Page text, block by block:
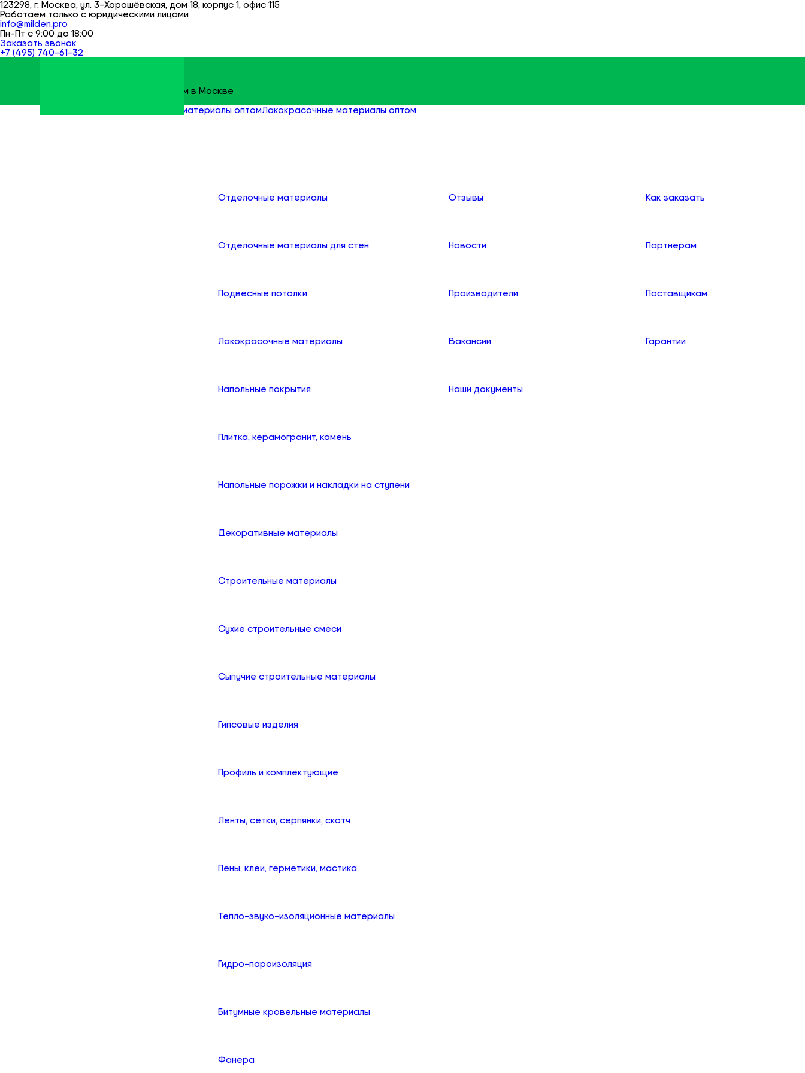
123298, г. Москва, ул. 3-Хорошёвская, дом 18, корпус 1, офис 115
Работаем только с юридическими лицами
info@milden.pro
Пн-Пт с 9:00 до 18:00
Заказать звонок
+7 (495) 740-61-32
Строительные материалы оптом в Москве
Отделочные материалы
Отделочные материалы для стен
Подвесные потолки
Лакокрасочные материалы
Напольные покрытия
Плитка, керамогранит, камень
Напольные порожки и накладки на ступени
Декоративные материалы
Строительные материалы
Сухие строительные смеси
Сыпучие строительные материалы
Гипсовые изделия
Профиль и комплектующие
Ленты, сетки, серпянки, скотч
Пены, клеи, герметики, мастика
Тепло-звуко-изоляционные материалы
Гидро-пароизоляция
Битумные кровельные материалы
Фанера
Отзывы
Новости
Производители
Вакансии
Наши документы
Как заказать
Партнерам
Поставщикам
Гарантии
Отделочные материалы оптомЛакокрасочные материалы оптом